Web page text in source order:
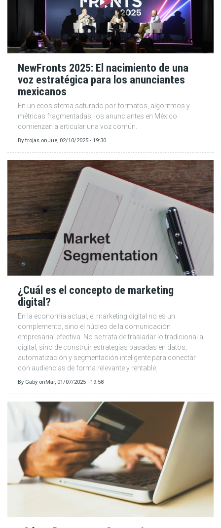
NewFronts 2025: El nacimiento de una
voz estratégica para los anunciantes
mexicanos
En un ecosistema saturado por formatos, algoritmos y
métricas fragmentadas, los anunciantes en México
comienzan a articular una voz común.
By frojas onJue, 02/10/2025 - 19:30
¿Cuál es el concepto de marketing
digital?
En la economía actual, el marketing digital no es un
complemento, sino el núcleo de la comunicación
empresarial efectiva. No se trata de trasladar lo tradicional a
digital, sino de construir estrategias basadas en datos,
automatización y segmentación inteligente para conectar
con audiencias de forma relevante y rentable.
By Gaby onMar, 01/07/2025 - 19:58